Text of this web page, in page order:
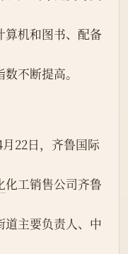
算机和图书、配备
不断提高。
22日，齐鲁国际
化工销售公司齐鲁
道主要负责人、中